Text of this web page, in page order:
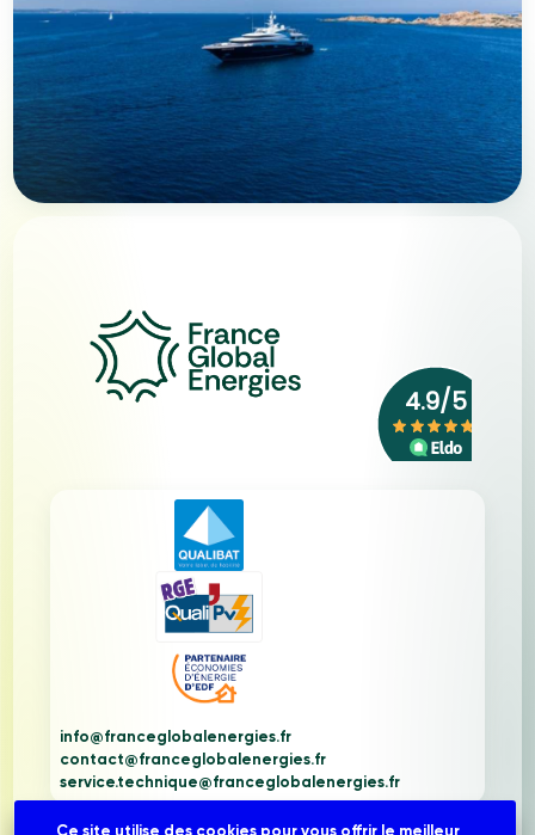
info@franceglobalenergies.fr
contact@franceglobalenergies.fr
service.technique@franceglobalenergies.fr
Qui sommes-nous ?
Ce site utilise des cookies pour vous offrir le meilleur